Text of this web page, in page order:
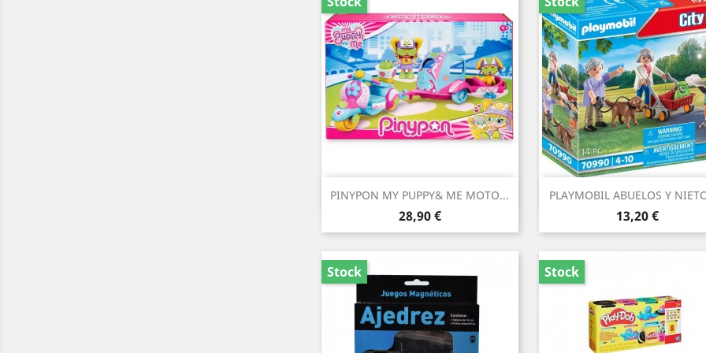
PINYPON MY PUPPY& ME MOTO...
Precio
28,90 €
Vista rápida PLAYMOBIL ABUELOS Y
Precio
13,20 €
 Vista rápida
Stock Stock